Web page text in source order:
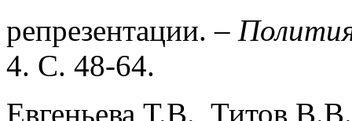
репрезентации. –
4. С. 48-64.
Евгеньева Т.В., Титов